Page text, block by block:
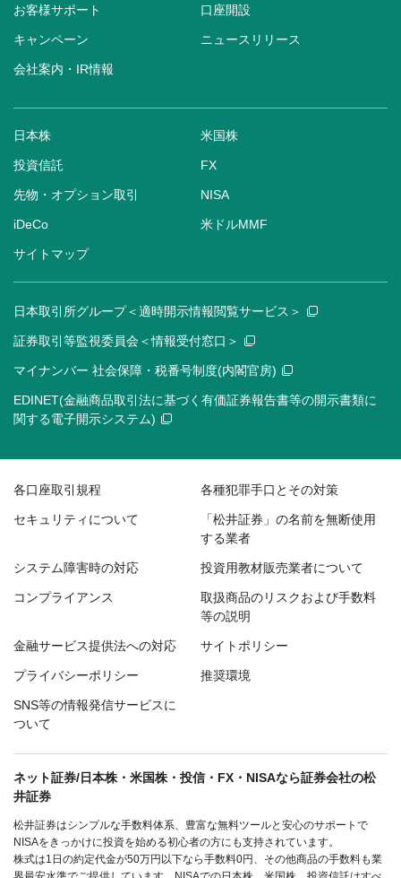
お客様サポート 口座開設
キャンペーン ニュースリリース
会社案内・IR情報
日本株 米国株
投資信託 FX
先物・オプション取引 NISA
iDeCo 米ドルMMF
サイトマップ
日本取引所グループ＜適時開示情報閲覧サービス＞
証券取引等監視委員会＜情報受付窓口＞
マイナンバー 社会保障・税番号制度(内閣官房)
EDINET(金融商品取引法に基づく有価証券報告書等の開示書類に
関する電子開示システム)
各口座取引規程 各種犯罪手口とその対策
セキュリティについて
「松井証券」の名前を無断使用
する業者
システム障害時の対応 投資用教材販売業者について
コンプライアンス
取扱商品のリスクおよび手数料
等の説明
金融サービス提供法への対応 サイトポリシー
プライバシーポリシー 推奨環境
SNS等の情報発信サービスに
ついて
ネット証券/日本株・米国株・投信・FX・NISAなら証券会社の松
井証券
松井証券はシンプルな手数料体系、豊富な無料ツールと安心のサポートで
NISAをきっかけに投資を始める初心者の方にも支持されています。
株式は1日の約定代金が50万円以下なら手数料0円、その他商品の手数料も業